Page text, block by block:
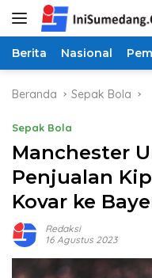
Langsung
Berita Nasional
Beranda Sepak Bola
Sepak Bola
Manchester
Penjualan
Kovar ke
Redaksi
16 Agustus 2023